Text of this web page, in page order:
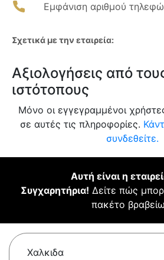
Εμφάνιση αριθμού
Σχετικά με την εταιρεία:
Αξιολογήσεις από
ιστότοπους
Μόνο οι εγγεγραμμένοι
σε αυτές τις πληροφορίες.
συνδεθείτε.
Αυτή είναι η
Συγχαρητήρια! Δείτε πώς
πακέτο
Χαλκιδα